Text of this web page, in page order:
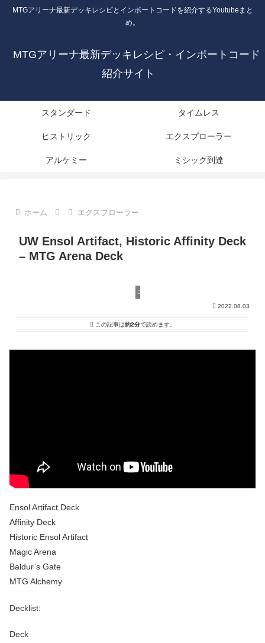
MTGアリーナ最新デッキレシピとインポートコードを紹介するYoutubeまと
め。
MTGアリーナ最新デッキレシピ・インポートコード
紹介サイト
スタンダード タイムレス
ヒストリック エクスプローラー
アルケミー ミシック到達
ホーム エクスプローラー
UW Ensol Artifact, Historic Affinity Deck
– MTG Arena Deck
エクスプローラー
2022.08.03
この記事は約2分で読めます。
Ensol Artifact Deck
Affinity Deck
Historic Ensol Artifact
Magic Arena
Baldur’s Gate
MTG Alchemy
Decklist:
Deck